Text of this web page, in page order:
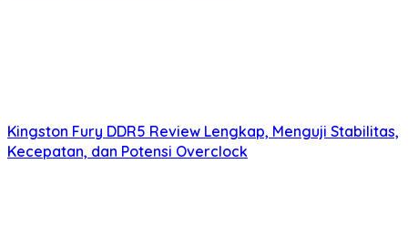
Kingston Fury DDR5 Review Lengkap, Menguji Stabilitas,
Kecepatan, dan Potensi Overclock